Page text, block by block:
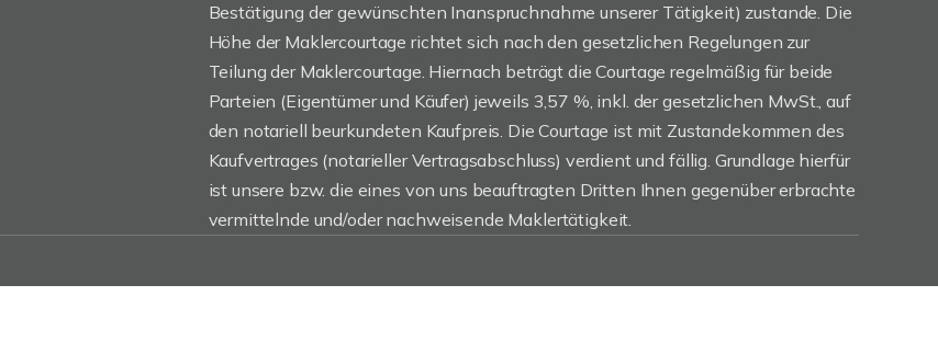
Bestätigung der gewünschten Inanspruchnahme unserer Tätigkeit) zustande. Die
Höhe der Maklercourtage richtet sich nach den gesetzlichen Regelungen zur
Teilung der Maklercourtage. Hiernach beträgt die Courtage regelmäßig für beide
Parteien (Eigentümer und Käufer) jeweils 3,57 %, inkl. der gesetzlichen MwSt., auf
den notariell beurkundeten Kaufpreis. Die Courtage ist mit Zustandekommen des
Kaufvertrages (notarieller Vertragsabschluss) verdient und fällig. Grundlage hierfür
ist unsere bzw. die eines von uns beauftragten Dritten Ihnen gegenüber erbrachte
vermittelnde und/oder nachweisende Maklertätigkeit.